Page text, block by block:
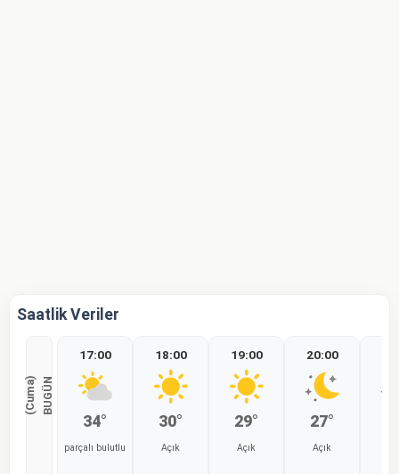
Saatlik Veriler
B
U
G
Ü
N
(
C
u
m
a
)
17:00
34°
parçalı bulutlu
18:00
30°
Açık
19:00
29°
Açık
20:00
27°
Açık